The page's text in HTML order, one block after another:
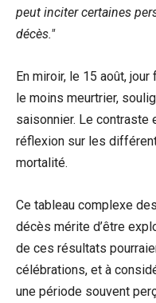
peut inciter certaines
décès.
En miroir, le 15 août,
le moins meurtrier,
saisonnier. Le contraste
réflexion sur les
mortalité.
Ce tableau complexe
décès mérite d’être
de ces résultats
célébrations, et à
une période souvent